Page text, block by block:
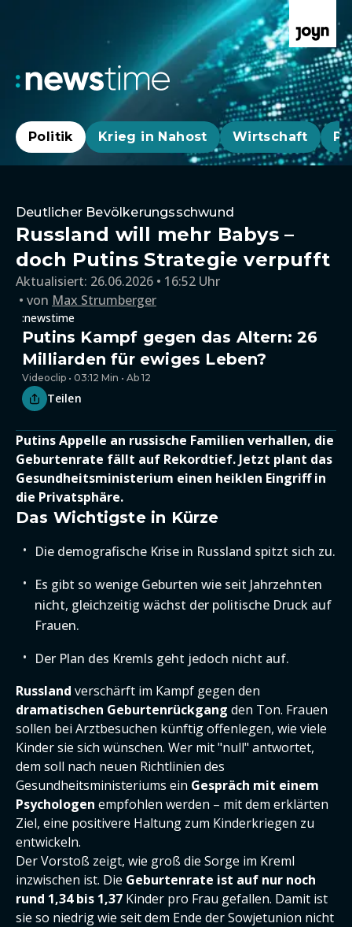
Politik Krieg in Nahost Wirtschaft
Deutlicher Bevölkerungsschwund
Russland will mehr Babys –
doch Putins Strategie verpufft
Aktualisiert: 26.06.2026 • 16:52 Uhr
von Max Strumberger
:newstime
Putins Kampf gegen das Altern: 26
Milliarden für ewiges Leben?
Videoclip • 03:12 Min • Ab 12
Teilen
Putins Appelle an russische Familien verhallen, die
Geburtenrate fällt auf Rekordtief. Jetzt plant das
Gesundheitsministerium einen heiklen Eingriff in
die Privatsphäre.
Das Wichtigste in Kürze
Die demografische Krise in Russland spitzt sich zu.
Es gibt so wenige Geburten wie seit Jahrzehnten
nicht, gleichzeitig wächst der politische Druck auf
Frauen.
Der Plan des Kremls geht jedoch nicht auf.
Russland verschärft im Kampf gegen den
dramatischen Geburtenrückgang den Ton. Frauen
sollen bei Arztbesuchen künftig offenlegen, wie viele
Kinder sie sich wünschen. Wer mit "null" antwortet,
dem soll nach neuen Richtlinien des
Gesundheitsministeriums ein Gespräch mit einem
Psychologen empfohlen werden – mit dem erklärten
Ziel, eine positivere Haltung zum Kinderkriegen zu
entwickeln.
Der Vorstoß zeigt, wie groß die Sorge im Kreml
inzwischen ist. Die Geburtenrate ist auf nur noch
rund 1,34 bis 1,37 Kinder pro Frau gefallen. Damit ist
sie so niedrig wie seit dem Ende der Sowjetunion nicht